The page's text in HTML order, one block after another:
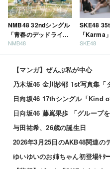
NMB48 32ndシングル
「青春のデッドライ
ン」
NMB48
SKE48
「Karma」
SKE48
【マンガ】ぜんぶ私が中心
乃木坂46 金川紗耶 1st写真集「
日向坂46 17thシングル「Kind
与田祐希、26歳の誕生日
2026年3月25日のAKB48関連の
ゆいゆいのお姉ちゃん初